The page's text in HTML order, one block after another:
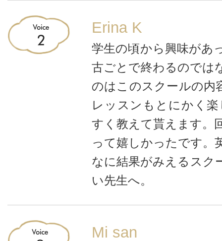
Erina K
学生の頃から興味があ
古ごとで終わるのでは
のはこのスクールの内
レッスンもとにかく
すく教えて貰えます。
って嬉しかったです。
なに結果がみえるスク
い先生へ。
Mi san